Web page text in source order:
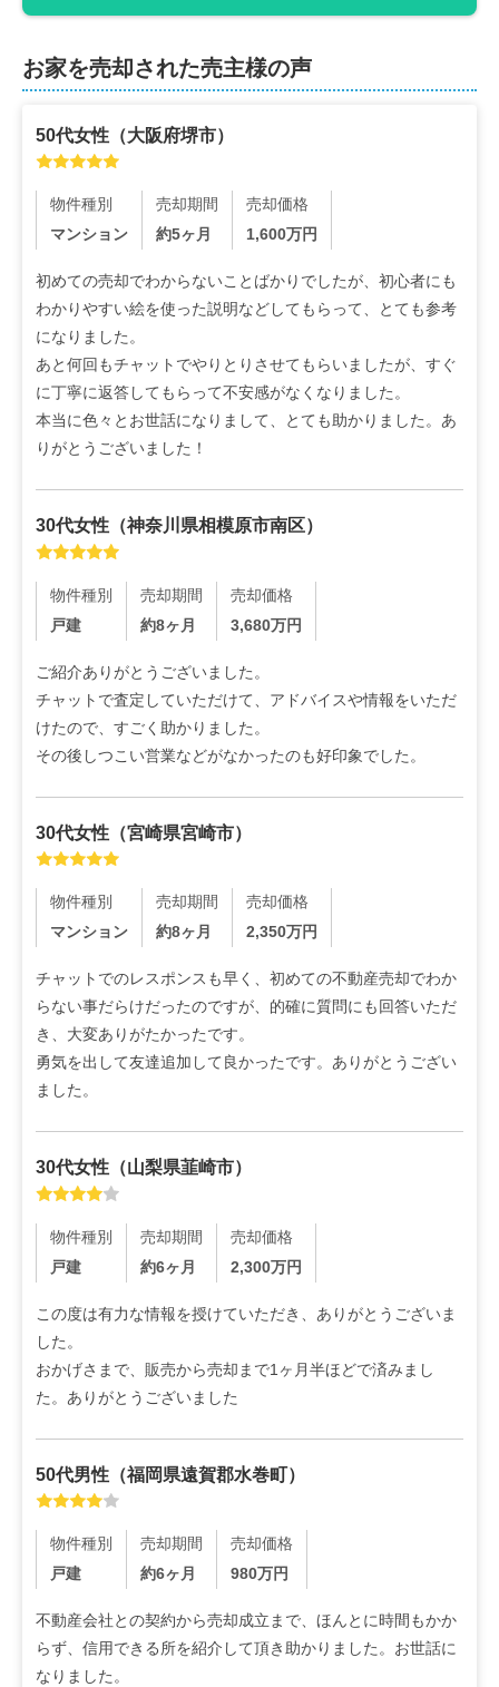
お家を売却された売主様の声
50代女性 （大阪府堺市）
物件種別
マンション
売却期間
約5ヶ月
売却価格
1,600万円
初めての売却でわからないことばかりでしたが、初心者にも
わかりやすい絵を使った説明などしてもらって、とても参考
になりました。
あと何回もチャットでやりとりさせてもらいましたが、すぐ
に丁寧に返答してもらって不安感がなくなりました。
本当に色々とお世話になりまして、とても助かりました。あ
りがとうございました！
30代女性 （神奈川県相模原市南区）
物件種別
戸建
売却期間
約8ヶ月
売却価格
3,680万円
ご紹介ありがとうございました。
チャットで査定していただけて、アドバイスや情報をいただ
けたので、すごく助かりました。
その後しつこい営業などがなかったのも好印象でした。
30代女性 （宮崎県宮崎市）
物件種別
マンション
売却期間
約8ヶ月
売却価格
2,350万円
チャットでのレスポンスも早く、初めての不動産売却でわか
らない事だらけだったのですが、的確に質問にも回答いただ
き、大変ありがたかったです。
勇気を出して友達追加して良かったです。ありがとうござい
ました。
30代女性 （山梨県韮崎市）
物件種別
戸建
売却期間
約6ヶ月
売却価格
2,300万円
この度は有力な情報を授けていただき、ありがとうございま
した。
おかげさまで、販売から売却まで1ヶ月半ほどで済みまし
た。ありがとうございました
50代男性 （福岡県遠賀郡水巻町）
物件種別
戸建
売却期間
約6ヶ月
売却価格
980万円
不動産会社との契約から売却成立まで、ほんとに時間もかか
らず、信用できる所を紹介して頂き助かりました。お世話に
なりました。